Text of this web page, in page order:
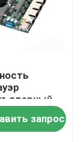
Mini Itx
запрос